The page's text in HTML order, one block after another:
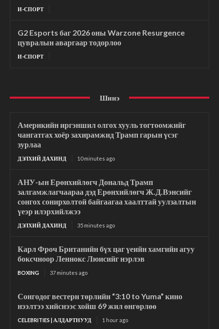
И-СПОРТ
G2 Esports баг 2026 оны Warzone Resurgence
цувралын аваргаар тодорлоо
И-СПОРТ
Шинэ
Америкийн иргэншил олгох хууль тогтоомжийг
чангатгах хоёр захирамжид Трамп гарын үсэг
зурлаа
ДЭЛХИЙ ДАХИНД 10 minutes ago
АНУ-ын Ерөнхийлөгч Дональд Трамп
залгамжлагчаараа дэд Ерөнхийлөгч Ж.Д.Вэнсийг
сонгох сонирхолтой байгаагаа хаалттай уулзалтын
үеэр илэрхийлжээ
ДЭЛХИЙ ДАХИНД 35 minutes ago
Карл Фроч Британийн бүх цаг үеийн хамгийн агуу
боксчноор Леннокс Люисийг нэрлэв
BOXING 37 minutes ago
Сонгодог вестерн төрлийн “3:10 to Yuma” кино
нээлтээ хийснээс хойш 69 жил өнгөрлөө
CELEBRITIES | АЛДАРТНУУД 1 hour ago